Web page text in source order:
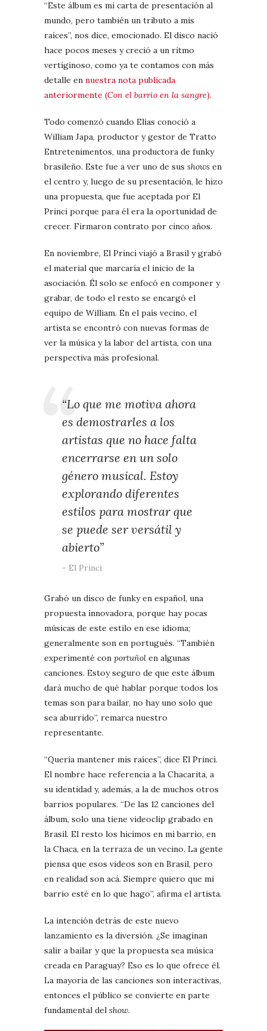
“Este álbum es mi carta de presentación al
mundo, pero también un tributo a mis
raíces”, nos dice, emocionado. El disco nació
hace pocos meses y creció a un ritmo
vertiginoso, como ya te contamos con más
detalle en nuestra nota publicada
anteriormente (Con el barrio en la sangre).
Todo comenzó cuando Elías conoció a
William Japa, productor y gestor de Tratto
Entretenimentos, una productora de funky
brasileño. Este fue a ver uno de sus shows en
el centro y, luego de su presentación, le hizo
una propuesta, que fue aceptada por El
Princi porque para él era la oportunidad de
crecer. Firmaron contrato por cinco años.
En noviembre, El Princi viajó a Brasil y grabó
el material que marcaría el inicio de la
asociación. Él solo se enfocó en componer y
grabar, de todo el resto se encargó el
equipo de William. En el país vecino, el
artista se encontró con nuevas formas de
ver la música y la labor del artista, con una
perspectiva más profesional.
“Lo que me motiva ahora
es demostrarles a los
artistas que no hace falta
encerrarse en un solo
género musical. Estoy
explorando diferentes
estilos para mostrar que
se puede ser versátil y
abierto”
El Princi
Grabó un disco de funky en español, una
propuesta innovadora, porque hay pocas
músicas de este estilo en ese idioma;
generalmente son en portugués. “También
experimenté con portuñol en algunas
canciones. Estoy seguro de que este álbum
dará mucho de qué hablar porque todos los
temas son para bailar, no hay uno solo que
sea aburrido”, remarca nuestro
representante.
“Quería mantener mis raíces”, dice El Princi.
El nombre hace referencia a la Chacarita, a
su identidad y, además, a la de muchos otros
barrios populares. “De las 12 canciones del
álbum, solo una tiene videoclip grabado en
Brasil. El resto los hicimos en mi barrio, en
la Chaca, en la terraza de un vecino. La gente
piensa que esos videos son en Brasil, pero
en realidad son acá. Siempre quiero que mi
barrio esté en lo que hago”, afirma el artista.
La intención detrás de este nuevo
lanzamiento es la diversión. ¿Se imaginan
salir a bailar y que la propuesta sea música
creada en Paraguay? Eso es lo que ofrece él.
La mayoría de las canciones son interactivas,
entonces el público se convierte en parte
fundamental del show.